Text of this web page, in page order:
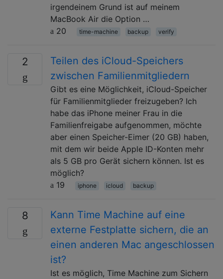
irgendeinem Grund ist auf meinem
MacBook Air die Option …
20
time-machine backup verify
2
Teilen des iCloud-Speichers
zwischen Familienmitgliedern
Gibt es eine Möglichkeit, iCloud-Speicher
für Familienmitglieder freizugeben? Ich
habe das iPhone meiner Frau in die
Familienfreigabe aufgenommen, möchte
aber einen Speicher-Eimer (20 GB) haben,
mit dem wir beide Apple ID-Konten mehr
als 5 GB pro Gerät sichern können. Ist es
möglich?
19
iphone icloud backup
8
Kann Time Machine auf eine
externe Festplatte sichern, die an
einen anderen Mac angeschlossen
ist?
Ist es möglich, Time Machine zum Sichern